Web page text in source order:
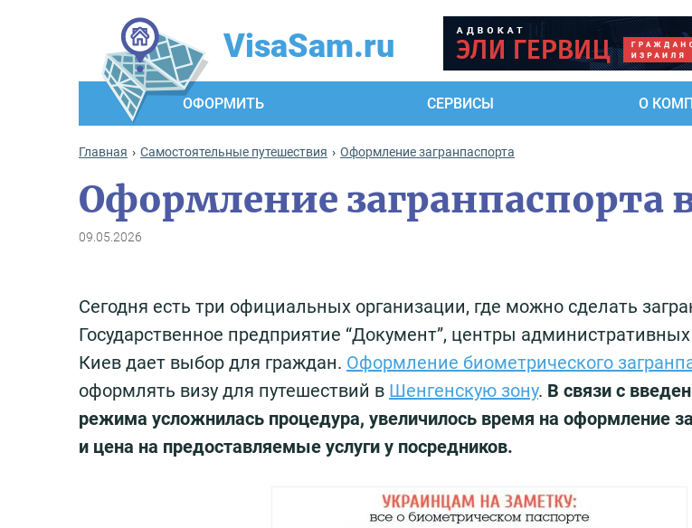
VisaSam.ru
ОФОРМИТЬ СЕРВИСЫ О
Главная Самостоятельные путешествия Оформление загранпаспорта
Оформление загранпаспорта
09.05.2026
Сегодня есть три официальных организации, где можно сделать
Государственное предприятие “Документ”, центры
Киев дает выбор для граждан. Оформление биометрического
оформлять визу для путешествий в Шенгенскую зону. В связи с
режима усложнилась процедура, увеличилось время на оформление
и цена на предоставляемые услуги у посредников.